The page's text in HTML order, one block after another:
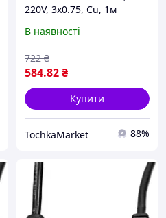
220V, 3x0.75, Cu, 1м
В наявності
584.82₴
722 ₴
Купити
TochkaMarket 88%